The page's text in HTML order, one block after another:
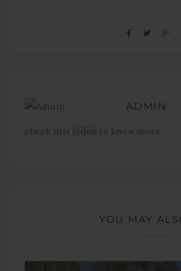
ADMIN
check this video to know more
YOU MAY